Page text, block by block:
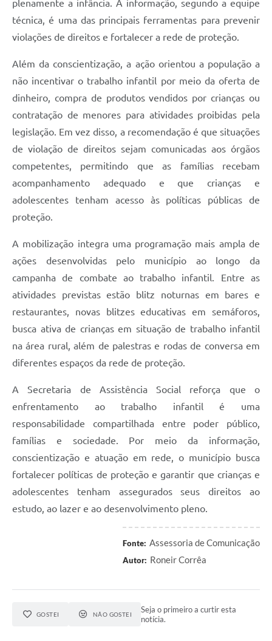
plenamente a infância. A informação, segundo a equipe
técnica, é uma das principais ferramentas para prevenir
violações de direitos e fortalecer a rede de proteção.
Além da conscientização, a ação orientou a população a
não incentivar o trabalho infantil por meio da oferta de
dinheiro, compra de produtos vendidos por crianças ou
contratação de menores para atividades proibidas pela
legislação. Em vez disso, a recomendação é que situações
de violação de direitos sejam comunicadas aos órgãos
competentes, permitindo que as famílias recebam
acompanhamento adequado e que crianças e
adolescentes tenham acesso às políticas públicas de
proteção.
A mobilização integra uma programação mais ampla de
ações desenvolvidas pelo município ao longo da
campanha de combate ao trabalho infantil. Entre as
atividades previstas estão blitz noturnas em bares e
restaurantes, novas blitzes educativas em semáforos,
busca ativa de crianças em situação de trabalho infantil
na área rural, além de palestras e rodas de conversa em
diferentes espaços da rede de proteção.
A Secretaria de Assistência Social reforça que o
enfrentamento ao trabalho infantil é uma
responsabilidade compartilhada entre poder público,
famílias e sociedade. Por meio da informação,
conscientização e atuação em rede, o município busca
fortalecer políticas de proteção e garantir que crianças e
adolescentes tenham assegurados seus direitos ao
estudo, ao lazer e ao desenvolvimento pleno.
Fonte: Assessoria de Comunicação
Autor: Roneir Corrêa
GOSTEI NÃO GOSTEI
Seja o primeiro a curtir esta
notícia.